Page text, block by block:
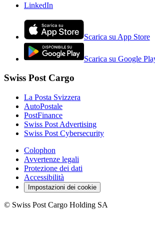
LinkedIn
Scarica su App Store
Scarica su Google
Swiss Post Cargo
La Posta Svizzera
AutoPostale
PostFinance
Swiss Post Advertising
Swiss Post Cybersecurity
Colophon
Avvertenze legali
Protezione dei dati
Accessibilità
Impostazioni dei cookie
© Swiss Post Cargo Holding SA